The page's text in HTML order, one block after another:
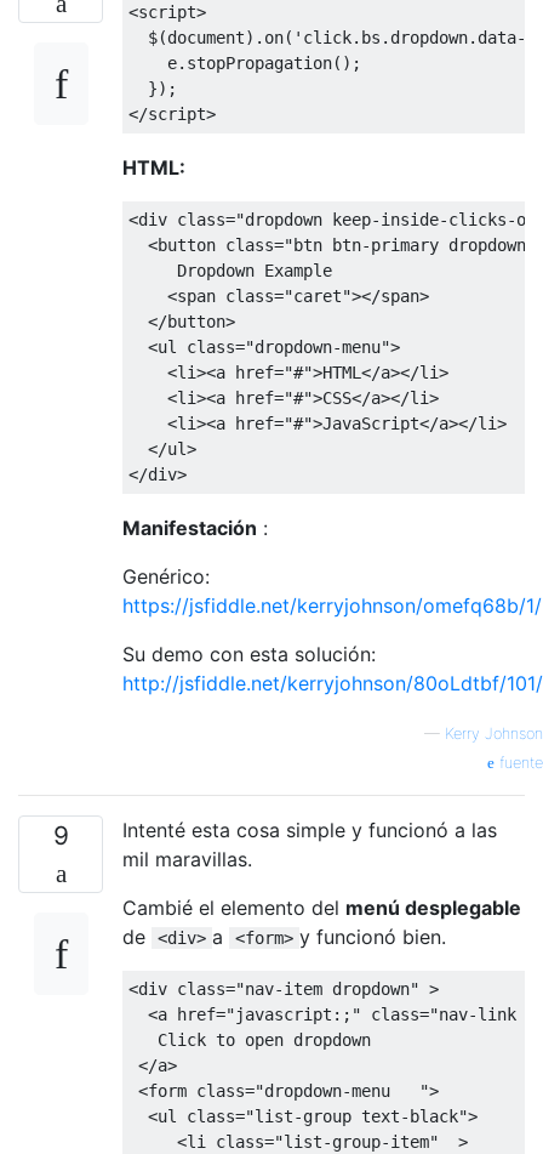
<script>
  $
(document). on( 'click.bs.dropdown.data-
    e
. stopPropagation();
});
</script>
HTML:
<div class="dropdown keep-inside-clicks-
<button class="btn btn-primary
Dropdown Example
<span class="caret"></span>
</button>
<ul class="dropdown-menu">
<li><a href="#">HTML </a></li>
<li><a href="#">CSS</a></li>
<li><a href="#">JavaScript</a></li>
</ul>
</div>
Manifestación :
Genérico:
https://jsfiddle.net/kerryjohnson/omefq68b/1/
Su demo con esta solución:
http://jsfiddle.net/kerryjohnson/80oLdtbf/101/
— Kerry Johnson
fuente
9
Intenté esta cosa simple y funcionó a las
mil maravillas.
Cambié el elemento del menú desplegable
de
<div> a <form> y funcionó bien.
<div class="nav-item dropdown" >
<a href="javascript:;" class="nav-link
Click to open dropdown
</a>
<form class="dropdown-menu   ">
<ul class="list-group text-black">
<li class="list-group-item" >